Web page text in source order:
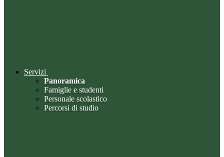
Servizi
Panoramica
Famiglie e studenti
Personale scolastico
Percorsi di studio